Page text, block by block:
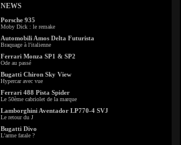
NEWS
Porsche 935
Moby Dick : le remake
Automobili Amos Delta Futurista
Braquage à l'italienne
Ferrari Monza SP1 & SP2
Ode au passé
Bugatti Chiron Sky View
Hypercar avec vue
Ferrari 488 Pista Spider
Le 50ème cabriolet de la marque
Lamborghini Aventador LP770-4 SVJ
Le retour du J
Bugatti Divo
L'arme fatale ?